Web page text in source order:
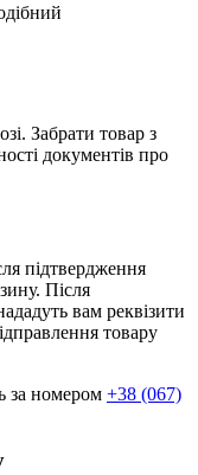
Забрати товар з
документів про
підтвердження
Після
вам реквізити
товару
за номером +38 (067)